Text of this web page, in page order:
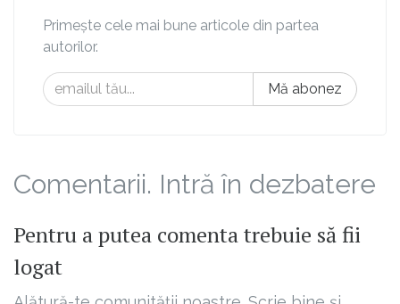
Primește cele mai bune articole din partea
autorilor.
Mă abonez
Comentarii. Intră în dezbatere
Pentru a putea comenta trebuie să fii
logat